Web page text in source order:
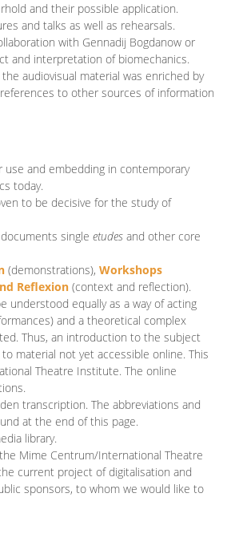
and their possible application.
and talks as well as rehearsals.
with Gennadij Bogdanow or
and interpretation of biomechanics.
audiovisual material was enriched by
to other sources of information
and embedding in contemporary
today.
to be decisive for the study of
single etudes and other core
(demonstrations), Workshops
Reflexion (context and reflection).
equally as a way of acting
and a theoretical complex
Thus, an introduction to the subject
material not yet accessible online. This
Theatre Institute. The online
transcription. The abbreviations and
at the end of this page.
library.
Mime Centrum/International Theatre
current project of digitalisation and
sponsors, to whom we would like to